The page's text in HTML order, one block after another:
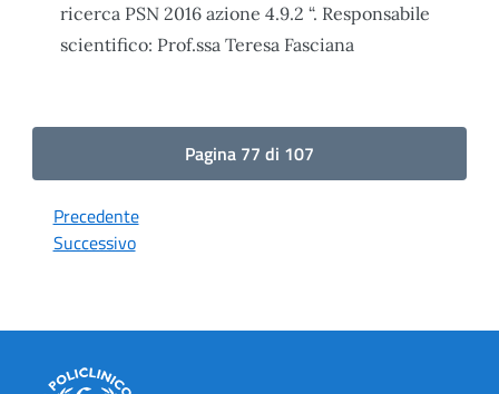
ricerca PSN 2016 azione 4.9.2 “. Responsabile
scientifico: Prof.ssa Teresa Fasciana
Pagina 77 di 107
Precedente
Successivo